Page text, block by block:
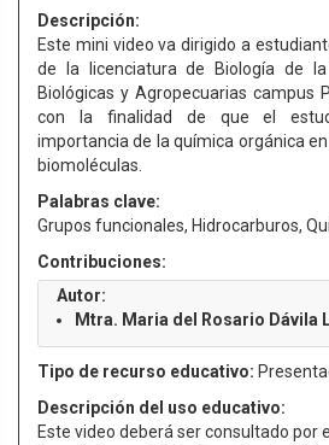
Descripción:
Este mini video va dirigido a
de la licenciatura de Biología de la
Biológicas y Agropecuarias campus
con la finalidad de que el
importancia de la química orgánica
biomoléculas.
Palabras clave:
Grupos funcionales, Hidrocarburos,
Contribuciones:
Autor:
Mtra. Maria del Rosario Dávila
Tipo de recurso educativo:
Descripción del uso educativo:
Este video deberá ser consultado por